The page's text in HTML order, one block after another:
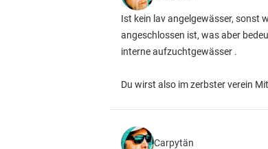
Ist kein lav angelgewässer, sonst
angeschlossen ist, was aber
interne aufzuchtgewässer .
Du wirst also im zerbster verein
Carpytän